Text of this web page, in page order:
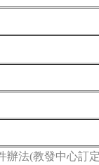
辦法(教發中心訂